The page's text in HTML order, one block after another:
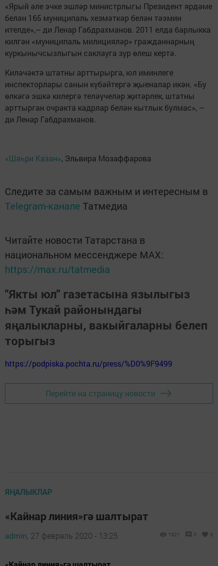
«Ярый әле эчке эшләр министрлыгы Президент ярдәме
белән 165 муниципаль хезмәткәр белән тәэмин
ителде»,– ди Ленар Габдрахманов. 2011 елда барлыкка
килгән «муниципаль милицияләр» гражданнарның
куркынычсызлыгын саклауга зур өлеш кертә.
Киләчәктә штатны арттырырга, юл иминлеге
инспекторлары санын күбәйтергә җыеналар икән. «Бу
өлкәгә эшкә килергә теләүчеләр җитәрлек, штатны
арттырган очракта кадрлар белән кытлык булмас», –
ди Ленар Габдрахманов.
«Шәһри Казан», Эльвира Мозаффарова
Следите за самым важным и интересным в
Telegram-канале Татмедиа
Читайте новости Татарстана в
национальном мессенджере MАХ:
https://max.ru/tatmedia
"Якты юл" газетасына язылыгыз
һәм Тукай районындагы
яңалыкларны, вакыйгаларны белеп
торыгыз
https://podpiska.pochta.ru/press/%D0%9F9499
Перейти на страницу новости
ЯҢАЛЫКЛАР
«Кайнар линия»гә шалтырат
admin, 27 февраль 2020 - 13:25 1021 0 0